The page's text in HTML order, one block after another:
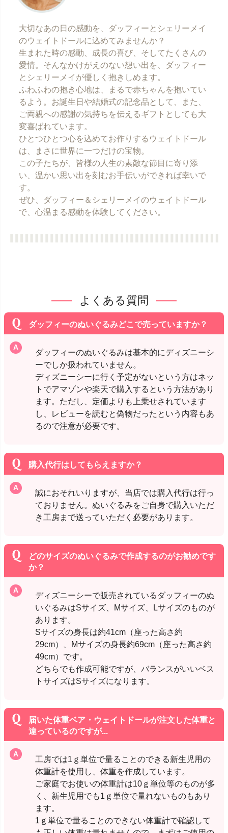
大切なあの日の感動を、ダッフィーとシェリーメイ
のウェイトドールに込めてみませんか？
生まれた時の感動、成長の喜び、そしてたくさんの
愛情。そんなかけがえのない想い出を、ダッフィー
とシェリーメイが優しく抱きしめます。
ふわふわの抱き心地は、まるで赤ちゃんを抱いてい
るよう。お誕生日や結婚式の記念品として、また、
ご両親への感謝の気持ちを伝えるギフトとしても大
変喜ばれています。
ひとつひとつ心を込めてお作りするウェイトドール
は、まさに世界に一つだけの宝物。
この子たちが、皆様の人生の素敵な節目に寄り添
い、温かい思い出を刻むお手伝いができれば幸いで
す。
ぜひ、ダッフィー＆シェリーメイのウェイトドール
で、心温まる感動を体験してください。
よくある質問
ダッフィーのぬいぐるみどこで売っていますか？
ダッフィーのぬいぐるみは基本的にディズニーシ
ーでしか扱われていません。
ディズニーシーに行く予定がないという方はネッ
トでアマゾンや楽天で購入するという方法があり
ます。ただし、定価よりも上乗せされています
し、レビューを読むと偽物だったという内容もあ
るので注意が必要です。
購入代行はしてもらえますか？
誠におそれいりますが、当店では購入代行は行っ
ておりません。ぬいぐるみをご自身で購入いただ
き工房まで送っていただく必要があります。
どのサイズのぬいぐるみで作成するのがお勧めです
か？
ディズニーシーで販売されているダッフィーのぬ
いぐるみはSサイズ、Mサイズ、Lサイズのものが
あります。
Sサイズの身長は約41cm（座った高さ約
29cm）、Mサイズの身長約69cm（座った高さ約
49cm）です。
どちらでも作成可能ですが、バランスがいいベス
トサイズはSサイズになります。
届いた体重ベア・ウェイトドールが注文した体重と
違っているのですが...
工房では1ｇ単位で量ることのできる新生児用の
体重計を使用し、体重を作成しています。
ご家庭でお使いの体重計は10ｇ単位等のものが多
く、新生児用でも1ｇ単位で量れないものもあり
ます。
1ｇ単位で量ることのできない体重計で確認して